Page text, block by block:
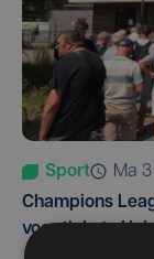
Sport
ma
Champions
voor tickets